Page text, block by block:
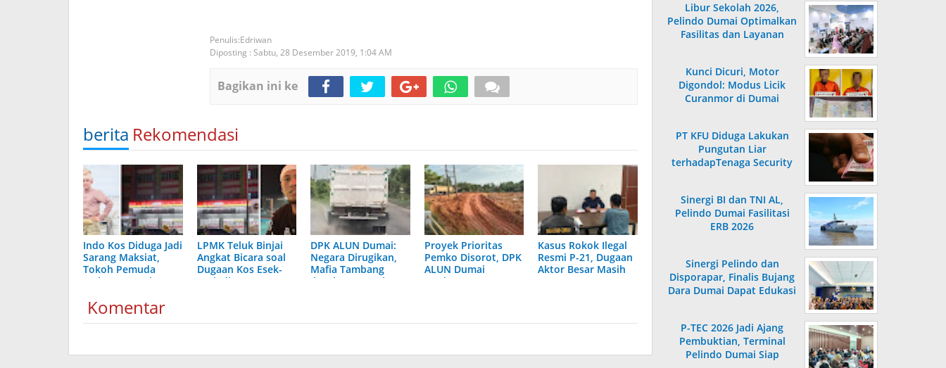
Edriwan
Diposting : Sabtu, 28 Desember 2019, 1:04 AM
Bagikan ini ke
berita Rekomendasi
Indo Kos Diduga Jadi
Sarang Maksiat,
Tokoh Pemuda
Melayu Dumai
LPMK Teluk Binjai
Angkat Bicara soal
Dugaan Kos Esek-
Esek di Atas
DPK ALUN Dumai:
Negara Dirugikan,
Mafia Tambang
Ilegal Justru Bebas
Proyek Prioritas
Pemko Disorot, DPK
ALUN Dumai
Ungkap Dugaan
Kasus Rokok Ilegal
Resmi P-21, Dugaan
Aktor Besar Masih
Komentar
Libur Sekolah 2026,
Pelindo Dumai Optimalkan
Fasilitas dan Layanan
Kunci Dicuri, Motor
Digondol: Modus Licik
Curanmor di Dumai
PT KFU Diduga Lakukan
Pungutan Liar
terhadapTenaga Security
Sinergi BI dan TNI AL,
Pelindo Dumai Fasilitasi
ERB 2026
Sinergi Pelindo dan
Disporapar, Finalis Bujang
Dara Dumai Dapat Edukasi
P-TEC 2026 Jadi Ajang
Pembuktian, Terminal
Pelindo Dumai Siap